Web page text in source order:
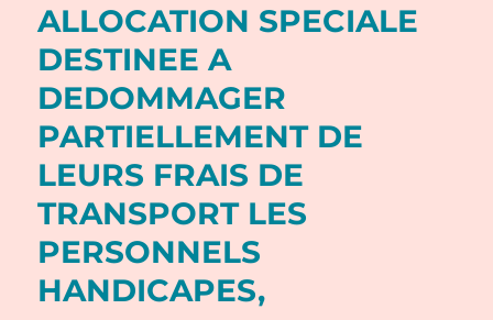
ALLOCATION SPECIALE
DESTINEE A
DEDOMMAGER
PARTIELLEMENT DE
LEURS FRAIS DE
TRANSPORT LES
PERSONNELS
HANDICAPES,